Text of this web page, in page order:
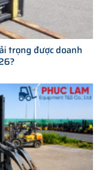
trọng được doanh